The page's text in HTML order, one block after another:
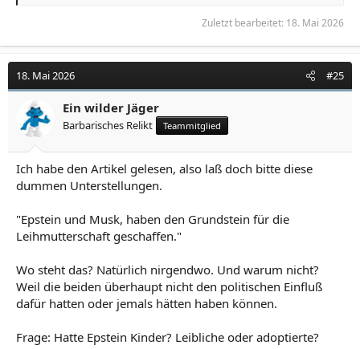
Zuletzt bearbeitet: 18. Mai 2026
18. Mai 2026 #25
Ein wilder Jäger
Barbarisches Relikt Teammitglied
Ich habe den Artikel gelesen, also laß doch bitte diese
dummen Unterstellungen.
"Epstein und Musk, haben den Grundstein für die
Leihmutterschaft geschaffen."
Wo steht das? Natürlich nirgendwo. Und warum nicht?
Weil die beiden überhaupt nicht den politischen Einfluß
dafür hatten oder jemals hätten haben können.
Frage: Hatte Epstein Kinder? Leibliche oder adoptierte?